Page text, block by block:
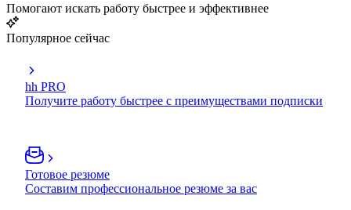
Помогают искать работу быстрее и эффективнее
Популярное сейчас
hh PRO
Получите работу быстрее с преимуществами подписки
Готовое резюме
Составим профессиональное резюме за вас